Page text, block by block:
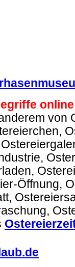
von
Öffnung,